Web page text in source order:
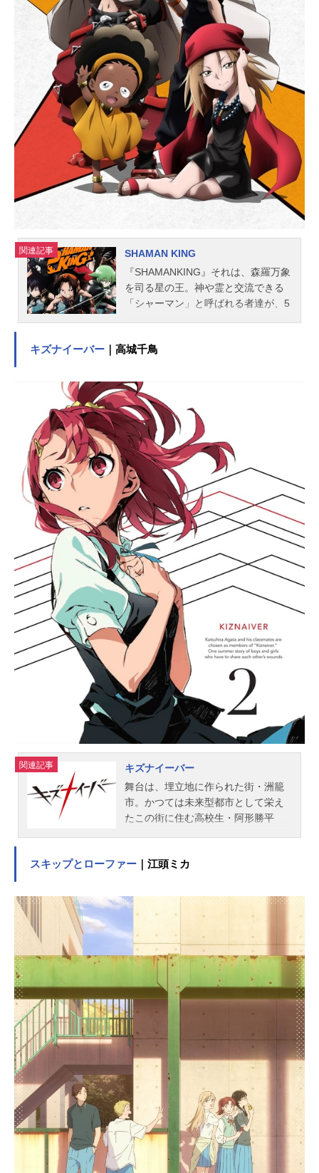
キドキ！プリキュア放送形態TVアニ
メシリーズプリキュアスケジュール2
013年2月3日（日）～2014年1月26
日（日）テレビ朝日にて話数全49話
キャスト相田マナ／キュアハート：
生天目仁美菱川六花／キュアダイヤ
モンド：寿美菜子四葉ありす／キュ
アロゼッタ：渕上舞剣崎真琴／キュ
アソード：宮本佳那子円亜久里／キ
ュアエース：釘宮理恵シャルル：西
原久美子ラケル：寺崎裕香ランス：
大橋彩香ダビィ：内山夕実マリー・
アンジュ：今井由香ジョー岡田／ジ
関連記事
SHAMAN KING
『SHAMANKING』それは、森羅万象
を司る星の王。神や霊と交流できる
「シャーマン」と呼ばれる者達が、5
の一人である少年・麻倉葉の、シャ
年4月、完全新作アニメーションとし
て今、始まる。作品名SHAMANKING
放送形態TVアニメスケジュール2021
年4月1日（木）～2022年4月21日
（木）テレビ東京ほか話数全52話キ
ャスト麻倉葉：日笠陽子阿弥陀丸：
小西克幸小山田まん太：犬山イヌコ
恐山アンナ：林原めぐみ道蓮：朴璐
美ハオ：高山みなみ馬孫：高口公介
梅宮竜之介：田中正彦蜥蜴郎：高木
渉ホロホロ：うえだゆうじコロロ：
中島愛ファウストⅧ世：子安武人リ
ゼルグ・ダイゼル：沢海陽子チョコ
ラブ・マクダネル：くまいもとこパ
スカル・アバフ：喜多村英梨アイア
ンメイデン・ジャンヌ：堀江由衣マ
ルコ：中村悠一ジョン・デンバッ
ト：小西克幸ラーキ・ディラック：
高口公介ポーフ・グリフィス：宮園
拓夢クリス・ブンスター：最上嗣生
ケビン・メンデル：高木渉ミイネ・
モンゴメリ：永井真里子玉村たま
お：水樹奈々ポンチ：宮園拓夢コン
チ：観世智顕道潤：根谷美智子李白
カ：日...
キズナイーバー ｜高城千鳥
関連記事
キズナイーバー
舞台は、埋立地に作られた街・洲籠
市。かつては未来型都市として栄え
たこの街に住む高校生・阿形勝平
ったある日、勝平は謎の少女・園崎
る仲間「キズナイーバー」の一人に
選ばれてしまう。そして、同様に
クラスメイトたち。しかし、彼らは
本来なら仲良くなることのない別々
のグループに属していた。園崎は言
う「これは、争いに満ちた世界を平
和に導くための実験なのです。」そ
の言葉とともに数々の試練が彼らに
降りかかる。互いの傷を背負うこと
になった、少年少女たちのひと夏の
物語がここから始まる！作品名キズ
ナイーバー放送形態TVアニメスケジ
ュール2016年4月9日（土）～6月25
日（土）TOKYOMXほか話数全12話
キャスト阿形勝平：梶裕貴園崎法
子：山村響高城千鳥：寺崎裕香天河
一：前野智昭由多次人：島﨑信長牧
スキップとローファー ｜江頭ミカ